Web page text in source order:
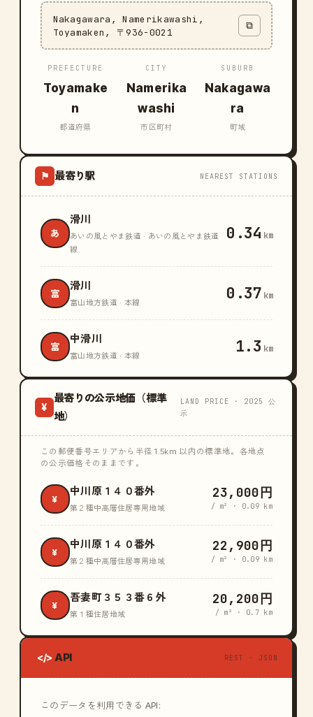
Nakagawara, Namerikawashi,
Toyamaken, 〒936-0021
⧉
PREFECTURE
Toyamake
n
都道府県
CITY
Namerika
washi
市区町村
SUBURB
Nakagawa
ra
町域
⚑ 最寄り駅 NEAREST STATIONS
あ
滑川
あいの風とやま鉄道 · あいの風とやま鉄道
線
0.34 km
富
滑川
富山地方鉄道 · 本線 0.37 km
富
中滑川
富山地方鉄道 · 本線 1.3 km
¥
最寄りの公示地価（標準
地）
LAND PRICE · 2025 公
示
この郵便番号エリアから半径 1.5km 以内の標準地。各地点
の公示価格そのままです。
¥
中川原１４０番外
第２種中高層住居専用地域
23,000円
/ m² · 0.09 km
¥
中川原１４０番外
第２種中高層住居専用地域
22,900円
/ m² · 0.09 km
¥
吾妻町３５３番６外
第１種住居地域
20,200円
/ m² · 0.7 km
</> API REST · JSON
このデータを利用できる API: